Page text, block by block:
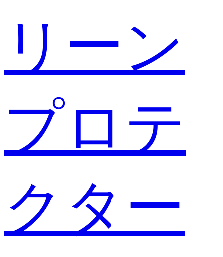
リーン
プロテ
クター